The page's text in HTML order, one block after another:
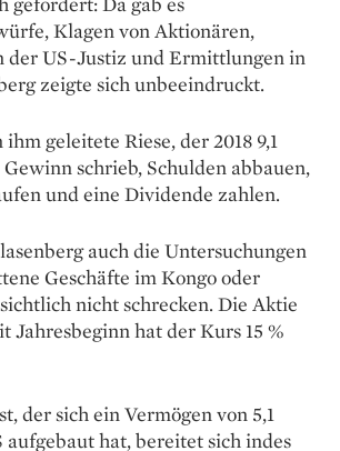
Klagen von Aktionären,
der US-Justiz und Ermittlungen in
zeigte sich unbeeindruckt.
geleitete Riese, der 2018 9,1
schrieb, Schulden abbauen,
und eine Dividende zahlen.
auch die Untersuchungen
Geschäfte im Kongo oder
nicht schrecken. Die Aktie
Jahresbeginn hat der Kurs 15 %
der sich ein Vermögen von 5,1
hat, bereitet sich indes